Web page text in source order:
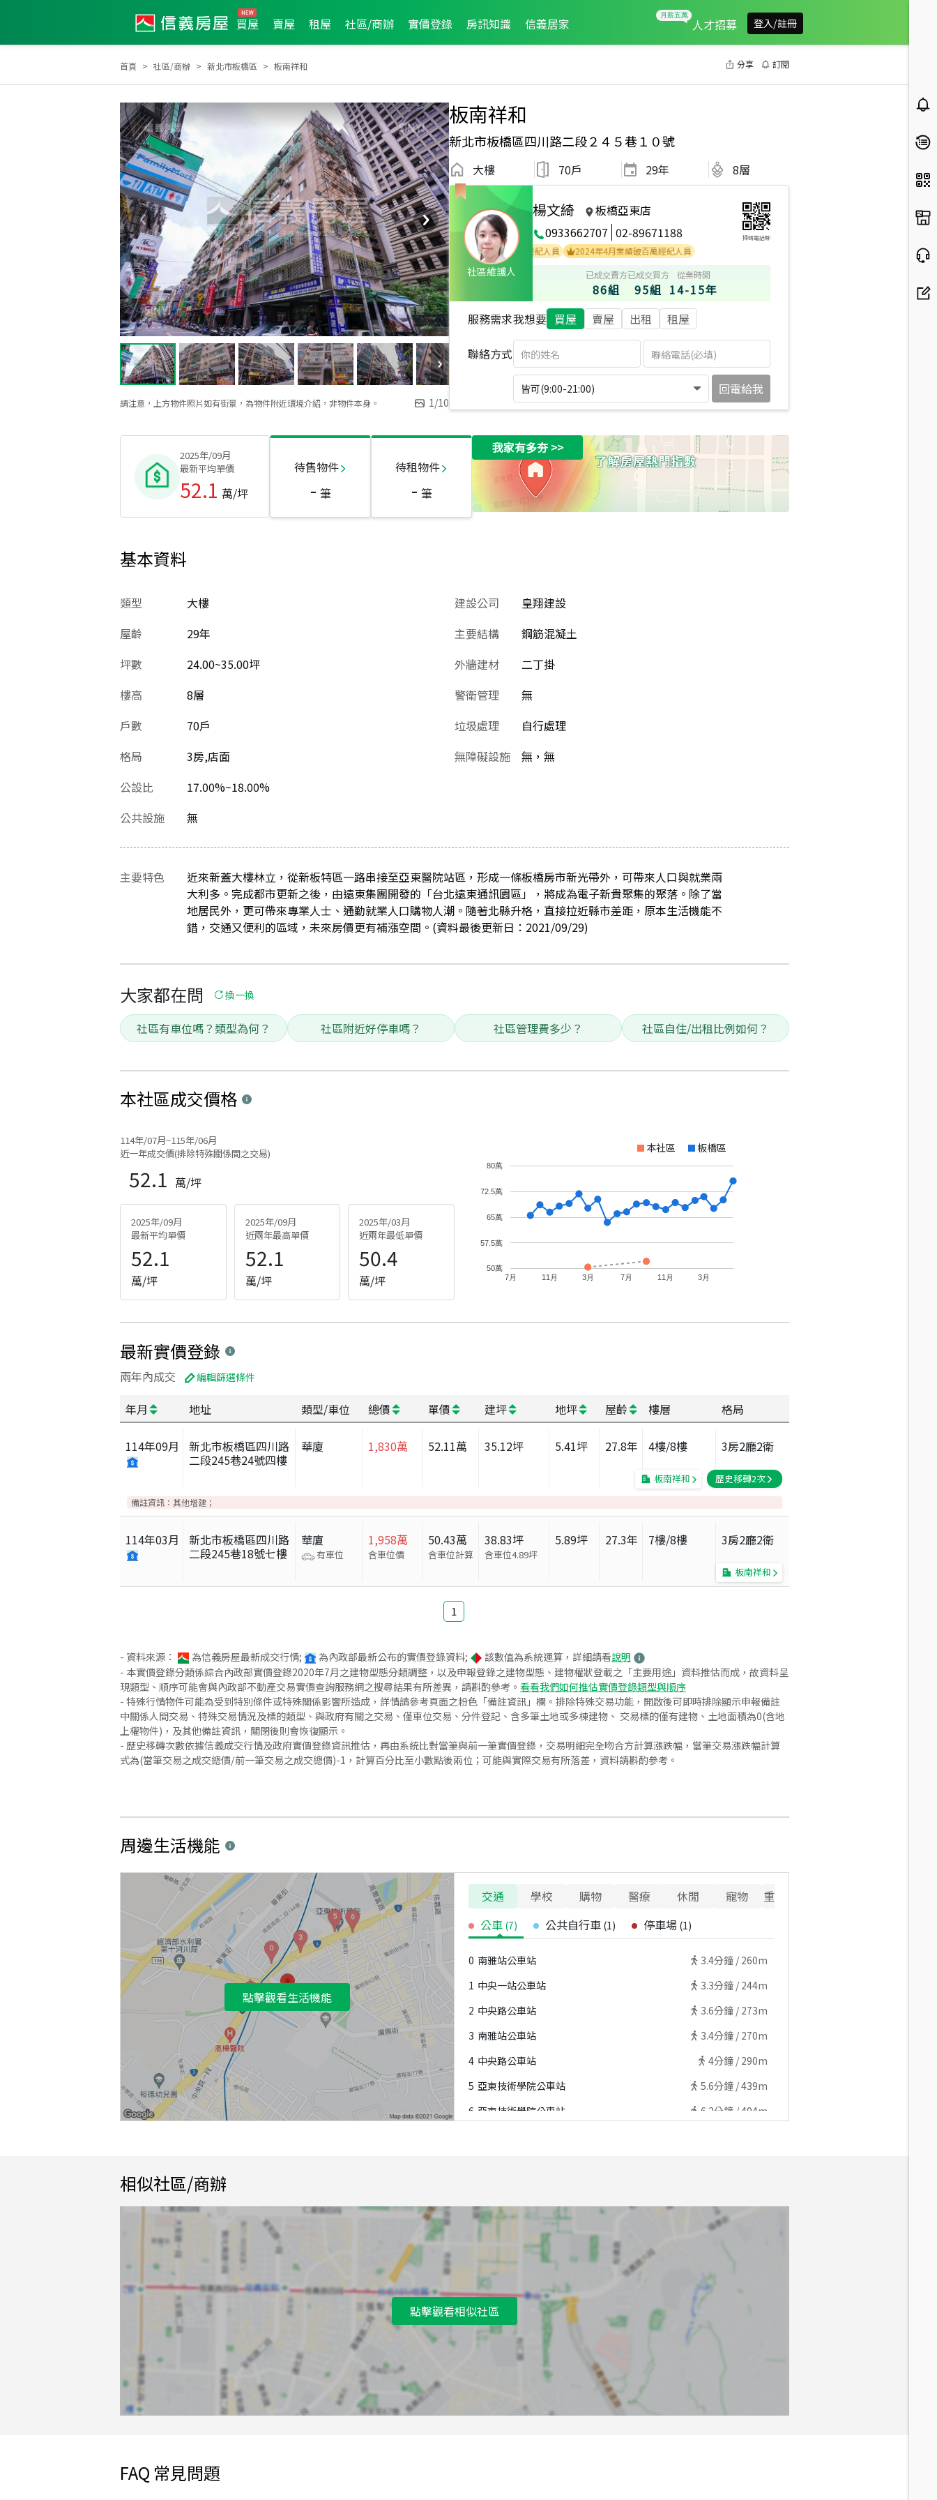
買屋 賣屋 租屋 社區/商辦 實價登錄 房訊知識 信義居家 人才招募 登入/註冊
首頁 社區/商辦 新北市板橋區 板南祥和 分享 訂閱
請注意，上方物件照片如有街景，為物件附近環境介紹，非物件本身。 1/10
板南祥和
新北市板橋區四川路二段２４５巷１０號
大樓 70戶 29年 8層
社區維護人
楊文綺
板橋亞東店
0933662707 02-89671188 掃碼電話聊
2012年新秀獎 2023年第4季度服務品質獎 2025年4月業績破百萬經紀人員 2024年5月業績破百萬經紀人員
2024年4月業績破百萬經紀人員
已成交賣方
86組
已成交買方
95組
從業時間
14-15年
服務需求我想要 買屋 賣屋 出租 租屋
聯絡方式
皆可(9:00-21:00) 回電給我
2025年/09月
最新平均單價
52.1 萬/坪
待售物件
- 筆
待租物件
- 筆
我家有多夯>>
基本資料
類型
大樓
屋齡
29年
坪數
24.00~35.00坪
樓高
8層
戶數
70戶
格局
3房,店面
公設比
17.00%~18.00%
建設公司
皇翔建設
主要結構
鋼筋混凝土
外牆建材
二丁掛
警衛管理
無
垃圾處理
自行處理
無障礙設施
無，無
公共設施 無
主要特色
近來新蓋大樓林立，從新板特區一路串接至亞東醫院站區，形成一條板橋房市新光帶外，可帶來人口與就業兩
大利多。完成都市更新之後，由遠東集團開發的「台北遠東通訊園區」，將成為電子新貴聚集的聚落。除了當
地居民外，更可帶來專業人士、通勤就業人口購物人潮。隨著北縣升格，直接拉近縣市差距，原本生活機能不
錯，交通又便利的區域，未來房價更有補漲空間。(資料最後更新日：2021/09/29)
大家都在問 換一換
社區有車位嗎？類型為何？ 社區附近好停車嗎？ 社區管理費多少？ 社區自住/出租比例如何？
本社區成交價格
114年/07月~115年/06月
近一年成交價(排除特殊關係間之交易)
52.1 萬/坪
2025年/09月
最新平均單價
52.1
萬/坪
2025年/09月
近兩年最高單價
52.1
萬/坪
2025年/03月
近兩年最低單價
50.4
萬/坪
本社區 板橋區
7月 11月 3月 7月 11月 3月
50萬
57.5萬
65萬
72.5萬
80萬
最新實價登錄
兩年內成交 編輯篩選條件
年月 地址 類型/車位 總價 單價 建坪 地坪 屋齡 樓層 格局
114年09月
新北市板橋區四川路
二段245巷24號四樓
華廈 1,830萬 52.11萬 35.12坪 5.41坪 27.8年 4樓/8樓 3房2廳2衛
板南祥和 歷史移轉2次
備註資訊： 其他增建；
114年03月
新北市板橋區四川路
二段245巷18號七樓
華廈
有車位
1,958萬
含車位價
50.43萬
含車位計算
38.83坪
含車位4.89坪
5.89坪 27.3年 7樓/8樓 3房2廳2衛
板南祥和
1
- 資料來源： 為信義房屋最新成交行情; 為內政部最新公布的實價登錄資料; 該數值為系統運算，詳細請看說明
- 本實價登錄分類係綜合內政部實價登錄2020年7月之建物型態分類調整，以及申報登錄之建物型態、建物權狀登載之「主要用途」資料推估而成，故資料呈
現類型、順序可能會與內政部不動產交易實價查詢服務網之搜尋結果有所差異，請斟酌參考。 看看我們如何推估實價登錄類型與順序
- 特殊行情物件可能為受到特別條件或特殊關係影響所造成，詳情請參考頁面之粉色「備註資訊」欄。排除特殊交易功能，開啟後可即時排除顯示申報備註
中關係人間交易、特殊交易情況及標的類型、與政府有關之交易、僅車位交易、分件登記、含多筆土地或多棟建物、 交易標的僅有建物、土地面積為0(含地
上權物件)，及其他備註資訊，關閉後則會恢復顯示。
- 歷史移轉次數依據信義成交行情及政府實價登錄資訊推估，再由系統比對當筆與前一筆實價登錄，交易明細完全吻合方計算漲跌幅，當筆交易漲跌幅計算
式為(當筆交易之成交總價/前一筆交易之成交總價)-1，計算百分比至小數點後兩位；可能與實際交易有所落差，資料請斟酌參考。
周邊生活機能
點擊觀看生活機能
交通 學校 購物 醫療 休閒 寵物
重要設施
公車 (7) 公共自行車 (1) 停車場 (1)
0 南雅站公車站 3.4分鐘 / 260m
1 中央一站公車站 3.3分鐘 / 244m
2 中央路公車站 3.6分鐘 / 273m
3 南雅站公車站 3.4分鐘 / 270m
4 中央路公車站 4分鐘 / 290m
5 亞東技術學院公車站 5.6分鐘 /439m
6 亞東技術學院公車站 6.2分鐘 / 494m
相似社區/商辦
點擊觀看相似社區
FAQ 常見問題